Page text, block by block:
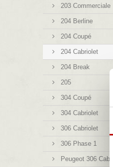
203 Commerciale
204 Berline
204 Coupé
204 Cabriolet
204 Break
205
304 Coupé
304 Cabriolet
306 Cabriolet
306 Phase 1
Peugeot 306